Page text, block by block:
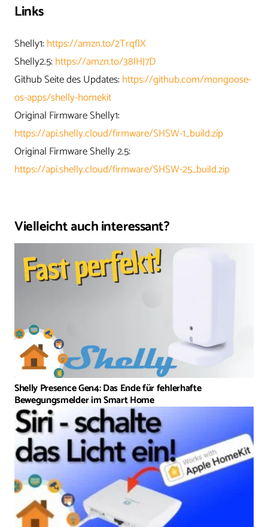
Links
Shelly1:https://amzn.to/2TrqflX
Shelly2.5:https://amzn.to/38lHJ7D
Github Seite des Updates:https://github.com/mongoose-
os-apps/shelly-homekit
Original Firmware Shelly1:
https://api.shelly.cloud/firmware/SHSW-1_build.zip
Original Firmware Shelly 2.5:
https://api.shelly.cloud/firmware/SHSW-25_build.zip
Vielleicht auch interessant?
Shelly Presence Gen4: Das Ende für fehlerhafte
Bewegungsmelder im Smart Home